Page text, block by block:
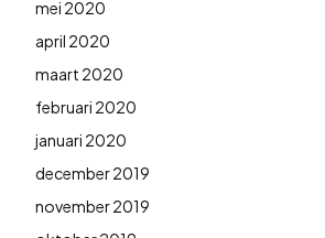
mei 2020
april 2020
maart 2020
februari 2020
januari 2020
december 2019
november 2019